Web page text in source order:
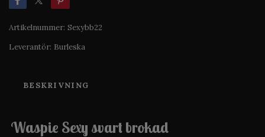
Artikelnummer: Sexybb22
Leverantör: Burleska
BESKRIVNING
Waspie Sexy svart brokad